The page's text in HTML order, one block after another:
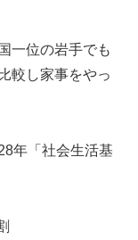
一位の岩手でも
較し家事をやっ
年「社会生活基